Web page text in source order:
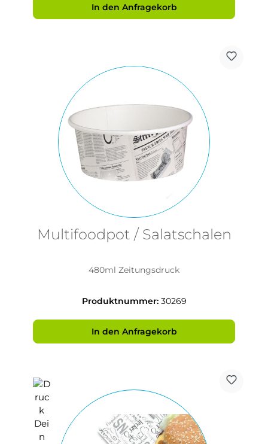
In den Anfragekorb
Multifoodpot / Salatschalen
480ml Zeitungsdruck
Produktnummer: 30269
In den Anfragekorb